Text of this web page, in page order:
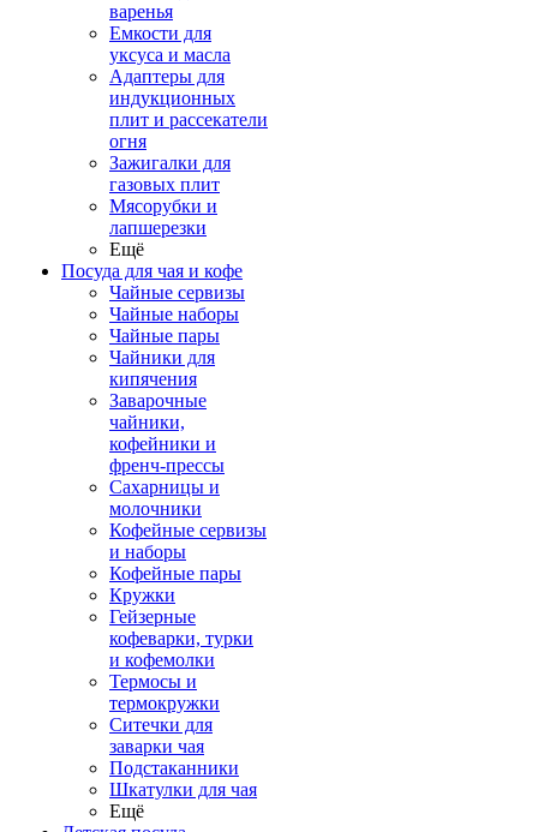
варенья
Емкости для
уксуса и масла
Адаптеры для
индукционных
плит и рассекатели
огня
Зажигалки для
газовых плит
Мясорубки и
лапшерезки
Ещё
Посуда для чая и кофе
Чайные сервизы
Чайные наборы
Чайные пары
Чайники для
кипячения
Заварочные
чайники,
кофейники и
френч-прессы
Сахарницы и
молочники
Кофейные сервизы
и наборы
Кофейные пары
Кружки
Гейзерные
кофеварки, турки
и кофемолки
Термосы и
термокружки
Ситечки для
заварки чая
Подстаканники
Шкатулки для чая
Ещё